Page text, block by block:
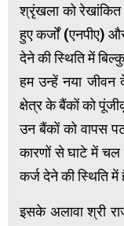
श्रृंखला को
हुए कर्जों (एनपीए)
देने की स्थिति में
हम उन्हें नया जीवन
क्षेत्र के बैंकों को
उन बैंकों को वापस
कारणों से घाटे में
कर्ज देने की स्थिति में
इसके अलावा श्री